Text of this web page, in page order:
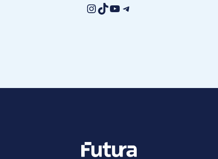
Instagram
TikTok
YouTube
Telegram